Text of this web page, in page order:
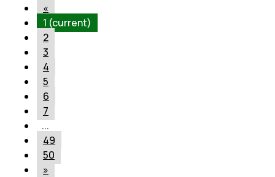
«
1 (current)
2
3
4
5
6
7
...
49
50
»